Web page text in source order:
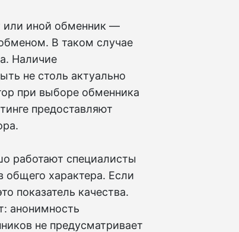
или иной обменник —
В таком случае
Наличие
не столь актуально
при выборе обменника
предоставляют
работают специалисты
характера. Если
показатель качества.
анонимность
не предусматривает